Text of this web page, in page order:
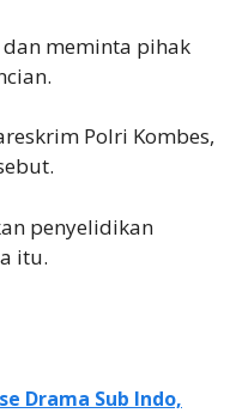
meminta pihak
Polri Kombes,
penyelidikan
itu.
Drama Sub Indo,